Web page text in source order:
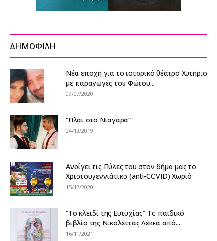
ΔΗΜΟΦΙΛΗ
Νέα εποχή για το ιστορικό θέατρο Χυτήριο
με παραγωγές του Φώτου...
09/07/2020
“Πλάι στο Νιαγάρα”
24/10/2019
Ανοίγει τις Πύλες του στον δήμο μας το
Χριστουγεννιάτικο (anti-COVID) Χωριό
15/12/2020
“Το κλειδί της Ευτυχίας” Το παιδικό
βιβλίο της Νικολέττας Λέκκα από...
16/11/2021